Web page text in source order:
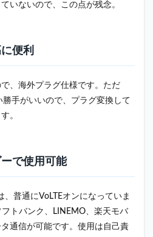
いないので、この点が残念。
便利
、海外プラグ仕様です。ただ
手がいいので、プラグ変換して
。
で使用可能
普通にVoLTEオンになっていま
トバンク、LINEMO、楽天モバ
通信が可能です。使用は自己責